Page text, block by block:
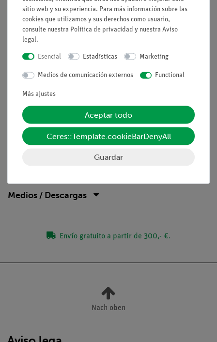
Ventajas
No se necesitan conexiones de cables adicionales entre
rápida
Seguridad de contacto gracias al sistema de bloques
Contactos chapados en oro libres de corrosión
Doble éxito de ganancia: Diagrama del circuito eléctrico
en la parte superior, los componentes reales se pueden
ver en el exterior
Medios / Descargas
Envío gratuito a partir de 300,- €.
Nach oben
sitio web y su experiencia. Para más información sobre las
cookies que utilizamos y sus derechos como usuario,
consulte nuestra Política de privacidad y nuestra Aviso
legal.
Esencial Estadísticas Marketing
Medios de comunicación externos Functional
Más ajustes
Aceptar todo
Ceres::Template.cookieBarDenyAll
Guardar